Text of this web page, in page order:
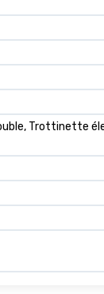
Trottinette